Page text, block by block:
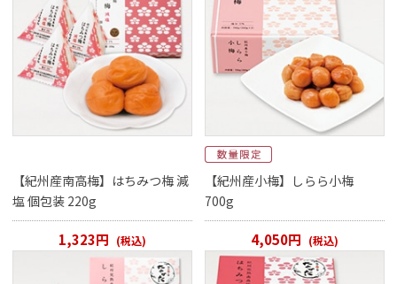
【紀州産南高梅】はちみつ梅 減
塩 個包装 220g
1,323円 (税込)
【紀州産小梅】しらら小梅
700g
4,050円 (税込)